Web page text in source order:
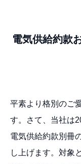
電気供給約款
平素より格別のご
す。さて、当社は
電気供給約款別冊
し上げます。対象